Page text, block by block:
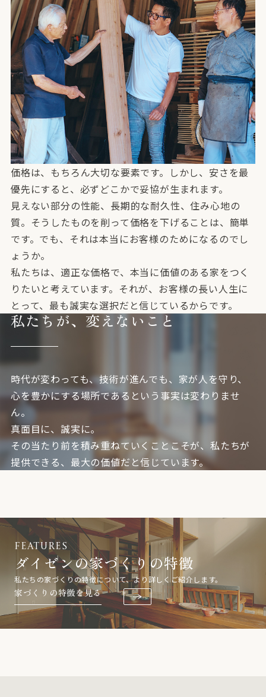
価格は、もちろん大切な要素です。しかし、安さを最
優先にすると、必ずどこかで妥協が生まれます。
見えない部分の性能、長期的な耐久性、住み心地の
質。そうしたものを削って価格を下げることは、簡単
です。でも、それは本当にお客様のためになるのでし
ょうか。
私たちは、適正な価格で、本当に価値のある家をつく
りたいと考えています。それが、お客様の長い人生に
とって、最も誠実な選択だと信じているからです。
私たちが、変えないこと
時代が変わっても、技術が進んでも、家が人を守り、
心を豊かにする場所であるという事実は変わりませ
ん。
真面目に、誠実に。
その当たり前を積み重ねていくことこそが、私たちが
提供できる、最大の価値だと信じています。
FEATURES
ダイゼンの家づくりの特徴
私たちの家づくりの特徴について、より詳しくご紹介します。
家づくりの特徴を見る